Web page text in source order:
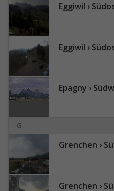
Eggiwil › Südosten:
Eggiwil ›
Epagny › Südwesten:
G
Grenchen ›
Grenchen ›